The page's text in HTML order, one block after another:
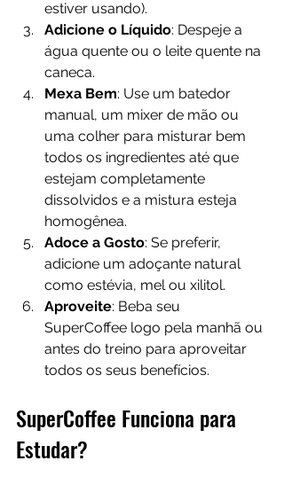
estiver usando).
Adicione o Líquido: Despeje a
água quente ou o leite quente na
caneca.
Mexa Bem: Use um batedor
manual, um mixer de mão ou
uma colher para misturar bem
todos os ingredientes até que
estejam completamente
dissolvidos e a mistura esteja
homogênea.
Adoce a Gosto: Se preferir,
adicione um adoçante natural
como estévia, mel ou xilitol.
Aproveite: Beba seu
SuperCoffee logo pela manhã ou
antes do treino para aproveitar
todos os seus benefícios.
SuperCoffee Funciona para
Estudar?